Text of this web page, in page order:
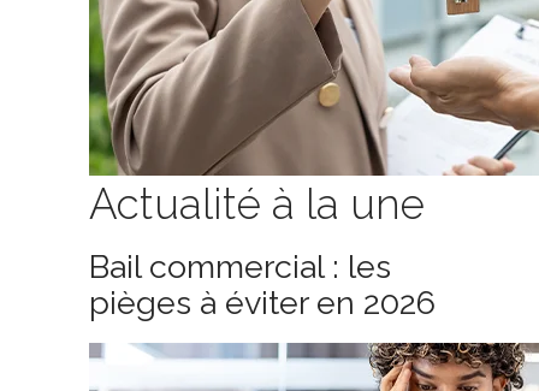
Actualité à la une
Bail commercial : les
pièges à éviter en 2026